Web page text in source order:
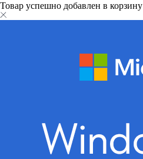
Товар успешно добавлен в корзину